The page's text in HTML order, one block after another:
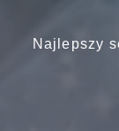
Najlepszy